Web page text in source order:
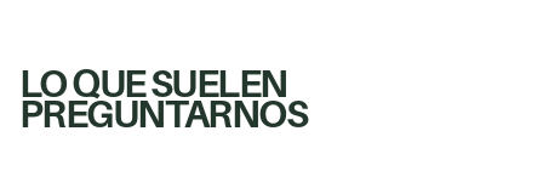
LO QUE SUELEN
PREGUNTARNOS